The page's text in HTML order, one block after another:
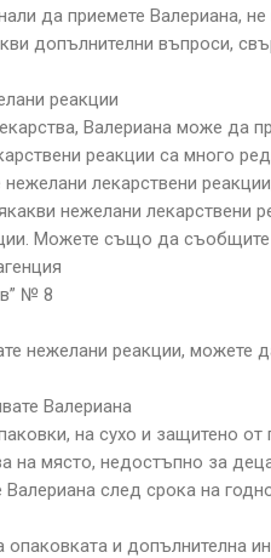
да приемете Валериана,
допълнителни въпроси,
реакции
Валериана може да
реакции са много
нежелани лекарствени
нежелани лекарствени
Можете също да съобщите
№ 8
нежелани реакции, можете
Валериана
на сухо и защитено
на място, недостъпно за
Валериана след срока на
и допълнителна